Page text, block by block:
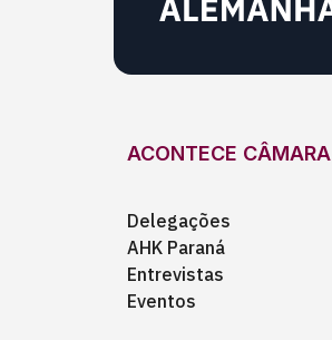
ACONTECE CÂMARA
Delegações
AHK Paraná
Entrevistas
Eventos